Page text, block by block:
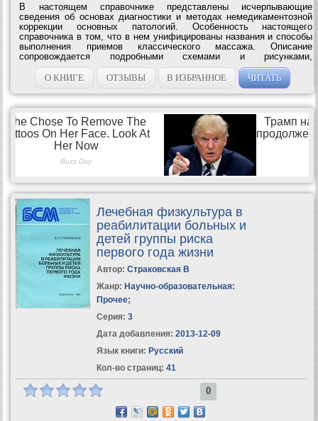
В настоящем справочнике представлены исчерпывающие
сведения об основах диагностики и методах немедикаментозной
коррекции основных патологий. Особенность настоящего
справочника в том, что в нем унифицированы названия и способы
выполнения приемов классического массажа. Описание
сопровождается подробными схемами и рисунками,
позволяющими однозначно трактовать и грамотно выполнять
каждый прием. Приводятся комплексы избранных...
О КНИГЕ ОТЗЫВЫ В ИЗБРАННОЕ ЧИТАТЬ
Лечебная физкультура в
реабилитации больных и
детей группы риска
первого года жизни
Автор: Страковская В
Жанр: Научно-образовательная:
Прочее;
Серия: 3
Дата добавления: 2013-12-09
Язык книги: Русский
Кол-во страниц: 41
0